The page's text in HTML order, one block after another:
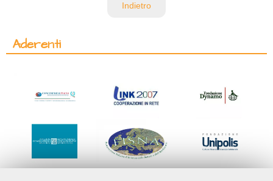
Indietro
Aderenti